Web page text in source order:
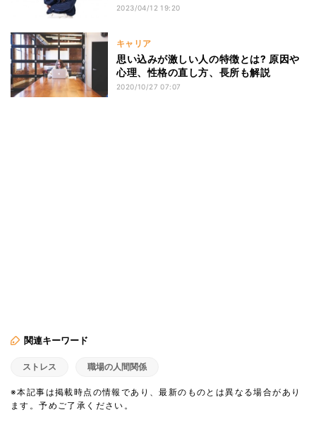
2023/04/12 19:20
キャリア
思い込みが激しい人の特徴とは? 原因や
心理、性格の直し方、長所も解説
2020/10/27 07:07
関連キーワード
ストレス 職場の人間関係
※本記事は掲載時点の情報であり、最新のものとは異なる場合があり
ます。予めご了承ください。